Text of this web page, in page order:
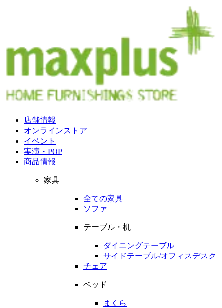
店舗情報
オンラインストア
イベント
実演・POP
商品情報
家具
全ての家具
ソファ
テーブル・机
ダイニングテーブル
サイドテーブル/オフィスデスク
チェア
ベッド
まくら